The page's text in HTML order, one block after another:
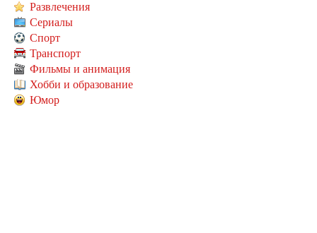
Развлечения
Сериалы
Спорт
Транспорт
Фильмы и анимация
Хобби и образование
Юмор